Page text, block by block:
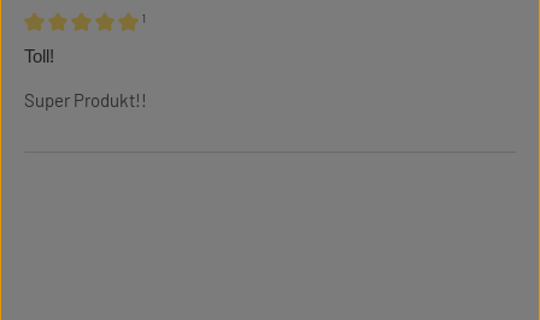
Bewertung mit 5 von 5 Sternen
¹
Toll!
Super Produkt!!